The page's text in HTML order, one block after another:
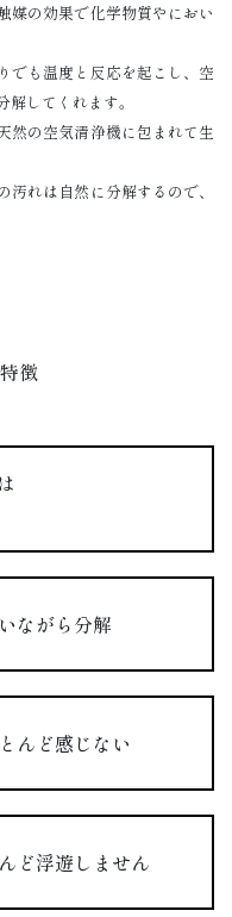
媒の効果で化学物質やにおい
でも温度と反応を起こし、空
してくれます。
然の空気清浄機に包まれて生
れは自然に分解するので、
徴
ながら分解
んど感じない
ど浮遊しません